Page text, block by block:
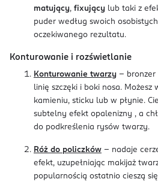
matujący, fixujący lub taki z
puder według swoich
oczekiwanego rezultatu.
Konturowanie i rozświetlanie
Konturowanie twarzy - bronzer
linię szczęki i boki nosa. Możesz
kamieniu, sticku lub w płynie.
subtelny efekt opalenizny , a
do podkreślenia rysów twarzy.
Róż do policzków - nadaje
efekt, uzupełniając makijaż
popularnością ostatnio cieszą